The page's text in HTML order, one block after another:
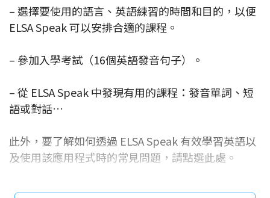
– 選擇要使用的語言、英語練習的時間和目的，以便
ELSA Speak 可以安排合適的課程。
– 參加入學考試（16個英語發音句子）。
– 從 ELSA Speak 中發現有用的課程：發音單詞、短
語或對話…
此外，要了解如何透過 ELSA Speak 有效學習英語以
及使用該應用程式時的常見問題，請點選此處。